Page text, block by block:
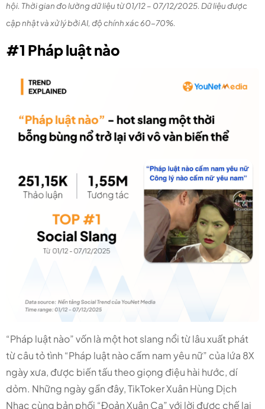
hội. Thời gian đo lường dữ liệu từ 01/12 – 07/12/2025. Dữ liệu được
cập nhật và xử lý bởi AI, độ chính xác 60-70%.
#1 Pháp luật nào
“Pháp luật nào” vốn là một hot slang nổi từ lâu xuất phát
từ câu tỏ tình “Pháp luật nào cấm nam yêu nữ” của lứa 8X
ngày xưa, được biến tấu theo giọng điệu hài hước, dí
dỏm. Những ngày gần đây, TikToker Xuân Hùng Dịch
Nhạc cùng bản phối “Đoản Xuân Ca” với lời được chế lại